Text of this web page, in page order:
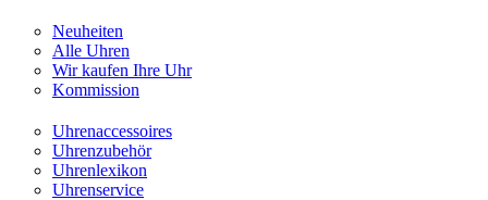
Neuheiten
Alle Uhren
Wir kaufen Ihre Uhr
Kommission
Uhrenaccessoires
Uhrenzubehör
Uhrenlexikon
Uhrenservice